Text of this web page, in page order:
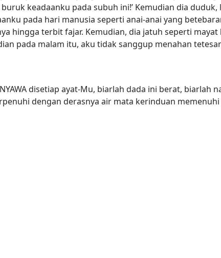
keadaanku pada subuh ini!’ Kemudian dia
pada hari manusia seperti anai-anai yang
hingga terbit fajar. Kemudian, dia jatuh seperti
pada malam itu, aku tidak sanggup menahan
disetiap ayat-Mu, biarlah dada ini berat,
dengan derasnya air mata kerinduan
Illallah